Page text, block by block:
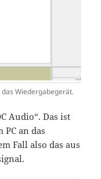
Wiedergabegerät.
Audio“. Das ist
an das
Fall also das aus